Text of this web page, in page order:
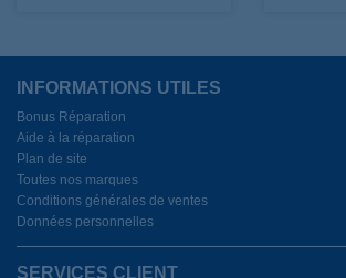
INFORMATIONS UTILES
Bonus Réparation
Aide à la réparation
Plan de site
Toutes nos marques
Conditions générales de ventes
Données personnelles
SERVICES CLIENT